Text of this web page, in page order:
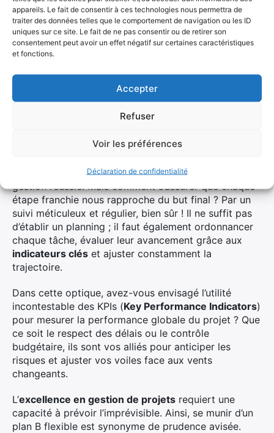
appareils. Le fait de consentir à ces technologies nous permettra de
traiter des données telles que le comportement de navigation ou les ID
uniques sur ce site. Le fait de ne pas consentir ou de retirer son
consentement peut avoir un effet négatif sur certaines caractéristiques
et fonctions.
Accepter
Refuser
Voir les préférences
Déclaration de confidentialité
projets ne connaît plus de frontières.
N’oublions pas lasécurité des donnéeset la
personnalisation des tableaux de bord qui
transforment le suivi du projet en un véritable jeu
d’enfant. Êtes-vous prêts à faire le saut vers cette
modernité qui promet non seulement un gain de
temps mais aussi une sérénité d’esprit ?
d’avancement
planification stratégiqueest au cœur même d’une
gestion réussie. Mais comment s’assurer que chaque
étape franchie nous rapproche du but final ? Par un
suivi méticuleux et régulier, bien sûr ! Il ne suffit pas
d’établir un planning ; il faut également ordonnancer
chaque tâche, évaluer leur avancement grâce aux
indicateurs clés et ajuster constamment la
trajectoire.
Dans cette optique, avez-vous envisagé l’utilité
incontestable des KPIs (Key Performance Indicators)
pour mesurer la performance globale du projet ? Que
ce soit le respect des délais ou le contrôle
budgétaire, ils sont vos alliés pour anticiper les
risques et ajuster vos voiles face aux vents
changeants.
L’excellence en gestion de projets requiert une
capacité à prévoir l’imprévisible. Ainsi, se munir d’un
plan B flexible est synonyme de prudence avisée.